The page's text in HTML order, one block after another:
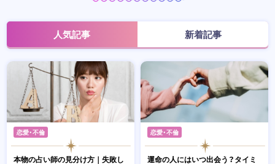
人気記事 新着記事
恋愛・不倫
本物の占い師の見分け方｜失敗し
恋愛・不倫
運命の人にはいつ出会う？タイミ